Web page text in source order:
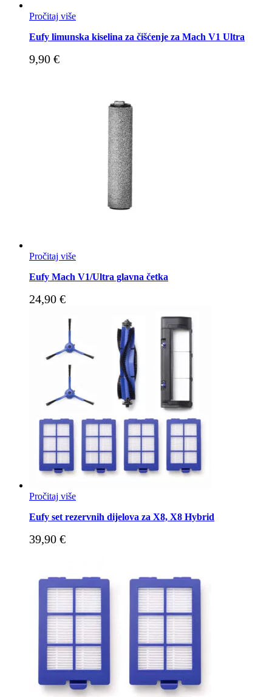
Pročitaj više
Eufy limunska kiselina za čišćenje za Mach V1 Ultra
9,90 €
Pročitaj više
Eufy Mach V1/Ultra glavna četka
24,90 €
Pročitaj više
Eufy set rezervnih dijelova za X8, X8 Hybrid
39,90 €